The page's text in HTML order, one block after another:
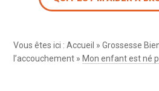
Vous êtes ici :Accueil »Grossesse
l’accouchement » Mon enfant est né